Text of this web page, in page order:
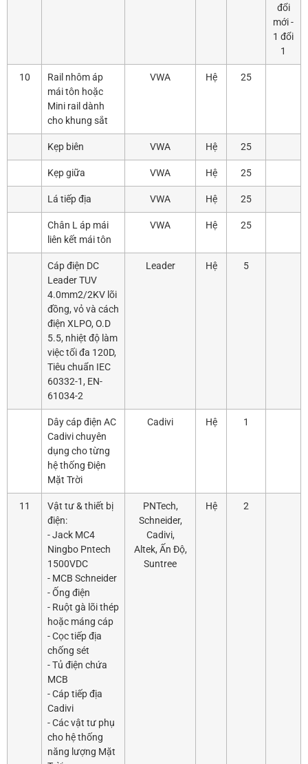
đổi
mới -
1 đổi
1
10
Rail nhôm áp
mái tôn hoặc
Mini rail dành
cho khung sắt
VWA Hệ 25
Kẹp biên VWA Hệ 25
Kẹp giữa VWA Hệ 25
Lá tiếp địa VWA Hệ 25
Chân L áp mái
liên kết mái tôn
VWA Hệ 25
Cáp điện DC
Leader TUV
4.0mm2/2KV lõi
đồng, vỏ và cách
điện XLPO, O.D
5.5, nhiệt độ làm
việc tối đa 120D,
Tiêu chuẩn IEC
60332-1, EN-
61034-2
Leader Hệ 5
Dây cáp điện AC
Cadivi chuyên
dụng cho từng
hệ thống Điện
Mặt Trời
Cadivi Hệ 1
11
Vật tư & thiết bị
điện:
- Jack MC4
Ningbo Pntech
1500VDC
- MCB Schneider
- Ống điện
- Ruột gà lõi thép
hoặc máng cáp
- Cọc tiếp địa
chống sét
- Tủ điện chứa
MCB
- Cáp tiếp địa
Cadivi
- Các vật tư phụ
cho hệ thống
năng lượng Mặt
PNTech,
Schneider,
Cadivi,
Altek, Ấn Độ,
Suntree
Hệ 2